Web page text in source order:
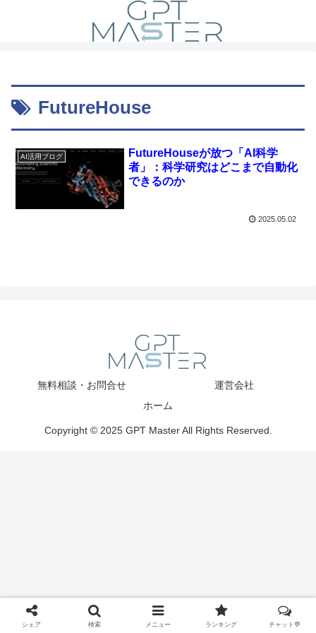
FutureHouse
AI活用ブログ
FutureHouseが放つ「AI科学
者」：科学研究はどこまで自動化
できるのか
2025.05.02
無料相談・お問合せ
運営会社
ホーム
Copyright © 2025 GPT Master All Rights Reserved.
シェア 検索 メニュー ランキング チャット💬